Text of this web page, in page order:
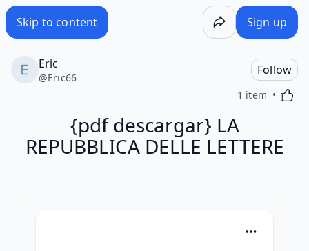
Skip to content Sign up
Eric
@Eric66
Follow
1 item
{pdf descargar} LA
REPUBBLICA DELLE LETTERE